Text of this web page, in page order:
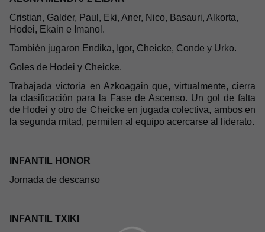
Cristian, Galder, Paul, Eki, Aner, Nico, Basauri, Alkorta,
Hodei, Ekain e Imanol.
También jugaron Endika, Igor, Cheicke, Conde y Urko.
Goles de Hodei y Cheicke.
Trabajada victoria en Azkoagain que, virtualmente, cierra
la clasificación para la Fase de Ascenso. Un gol de falta
de Hodei y otro de Cheicke en jugada colectiva, ambos en
la segunda mitad, permiten al equipo acercarse al liderato.
INFANTIL HONOR
Jornada de descanso
INFANTIL TXIKI